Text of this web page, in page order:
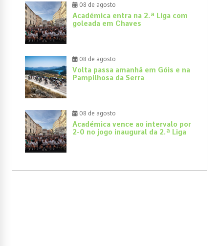
08 de agosto
Académica entra na 2.ª Liga com
goleada em Chaves
08 de agosto
Volta passa amanhã em Góis e na
Pampilhosa da Serra
08 de agosto
Académica vence ao intervalo por
2-0 no jogo inaugural da 2.ª Liga